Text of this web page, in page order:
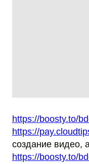
https://boosty.to/
https://
создание видео,
https://boosty.to/